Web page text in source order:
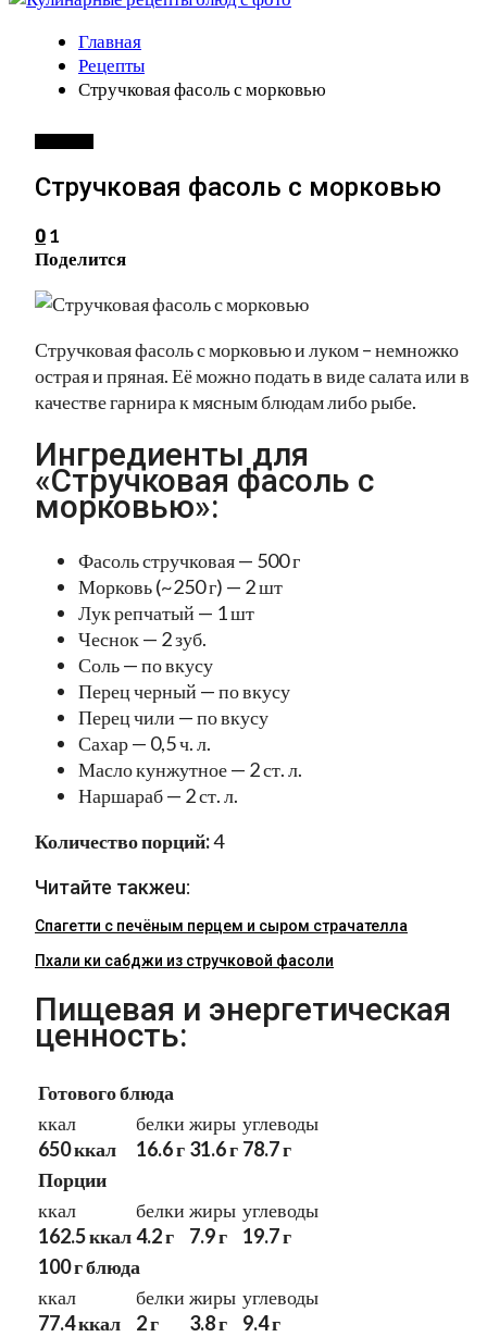
Главная
Рецепты
Стручковая фасоль с морковью
Стручковая фасоль с морковью
0 1
Поделится
Стручковая фасоль с морковью и луком – немножко
острая и пряная. Её можно подать в виде салата или в
качестве гарнира к мясным блюдам либо рыбе.
Ингредиенты для
«Стручковая фасоль с
морковью»:
Фасоль стручковая — 500 г
Морковь (~250 г) — 2 шт
Лук репчатый — 1 шт
Чеснок — 2 зуб.
Соль — по вкусу
Перец черный — по вкусу
Перец чили — по вкусу
Сахар — 0,5 ч. л.
Масло кунжутное — 2 ст. л.
Наршараб — 2 ст. л.
Количество порций:4
Читайте такжеu:
Спагетти с печёным перцем и сыром страчателла
Пхали ки сабджи из стручковой фасоли
Пищевая и энергетическая
ценность:
Готового блюда
ккал
650 ккал
белки
16.6 г
жиры
31.6 г
углеводы
78.7 г
Порции
ккал
162.5 ккал
белки
4.2 г
жиры
7.9 г
углеводы
19.7 г
100 г блюда
ккал
77.4 ккал
белки
2 г
жиры
3.8 г
углеводы
9.4 г